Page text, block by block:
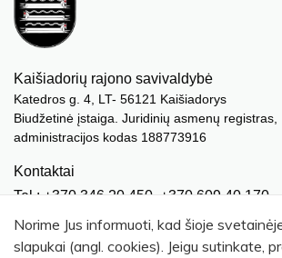
Kaišiadorių rajono savivaldybė
Katedros g. 4, LT- 56121 Kaišiadorys
Biudžetinė įstaiga. Juridinių asmenų registras,
administracijos kodas 188773916
Kontaktai
Tel.: +370 346 20 450, +370 609 40 170
El. paštas.: meras@kaisiadorys.lt
dokumentai@kaisiadorys.lt
Norime Jus informuoti, kad šioje
slapukai (angl. cookies). Jeigu sutinkate,